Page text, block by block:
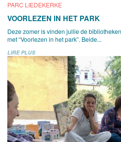
PARC LIEDEKERKE
VOORLEZEN IN HET PARK
Deze zomer is vinden jullie de
met “Voorlezen in het park”. Beide...
LIRE PLUS